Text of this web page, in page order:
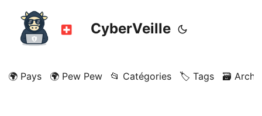
CyberVeille
🌍 Pays 🌍 Pew Pew 📂 Catégories 🏷️ Tags 🗃️